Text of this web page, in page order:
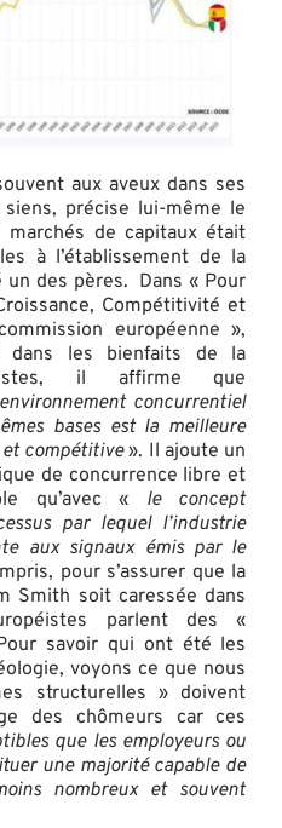
aux aveux dans ses
précise lui-même le
de capitaux était
à l’établissement de la
des pères. Dans « Pour
Compétitivité et
européenne »,
les bienfaits de la
il affirme que
concurrentiel
bases est la meilleure
compétitive». Il ajoute un
de concurrence libre et
qu’avec « le concept
par lequel l’industrie
aux signaux émis par le
pour s’assurer que la
Smith soit caressée dans
parlent des «
savoir qui ont été les
voyons ce que nous
structurelles » doivent
des chômeurs car ces
que les employeurs ou
une majorité capable de
nombreux et souvent